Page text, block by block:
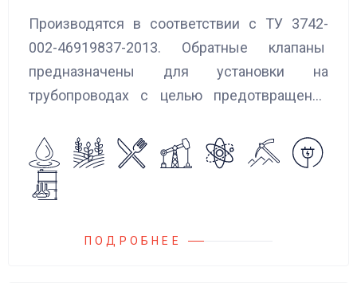
Производятся в соответствии с ТУ 3742-
002-46919837-2013. Обратные клапаны
предназначены для установки на
трубопроводах с целью предотвращения
агрессивных жидкостей, эмульсий,
суспензий и пропуска их в прямом
направлении.
ПОДРОБНЕЕ